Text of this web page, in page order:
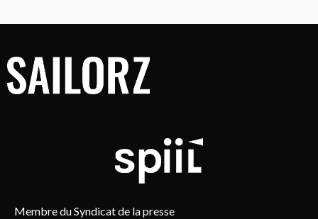
Membre du Syndicat de la presse